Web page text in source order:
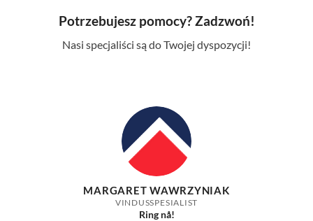
Potrzebujesz pomocy? Zadzwoń!
Nasi specjaliści są do Twojej dyspozycji!
MARGARET WAWRZYNIAK
VINDUSSPESIALIST
Ring nå!